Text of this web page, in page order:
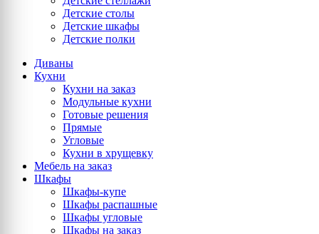
Детские столы
Детские шкафы
Детские полки
Диваны
Кухни
Кухни на заказ
Модульные кухни
Готовые решения
Прямые
Угловые
Кухни в хрущевку
Мебель на заказ
Шкафы
Шкафы-купе
Шкафы распашные
Шкафы угловые
Шкафы на заказ